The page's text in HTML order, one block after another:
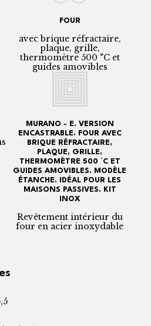
FOUR
avec brique réfractaire,
plaque, grille,
thermomètre 500 °C et
guides amovibles
MURANO - E. VERSION
ENCASTRABLE. FOUR AVEC
BRIQUE RÉFRACTAIRE,
PLAQUE, GRILLE,
THERMOMÈTRE 500 °C ET
GUIDES AMOVIBLES. MODÈLE
ÉTANCHE. IDÉAL POUR LES
MAISONS PASSIVES. KIT
INOX
Revêtement intérieur du
four en acier inoxydable